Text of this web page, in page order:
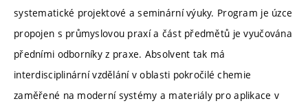
systematické projektové a seminární výuky. Program je úzce
propojen s průmyslovou praxí a část předmětů je vyučována
předními odborníky z praxe. Absolvent tak má
interdisciplinární vzdělání v oblasti pokročilé chemie
zaměřené na moderní systémy a materiály pro aplikace v